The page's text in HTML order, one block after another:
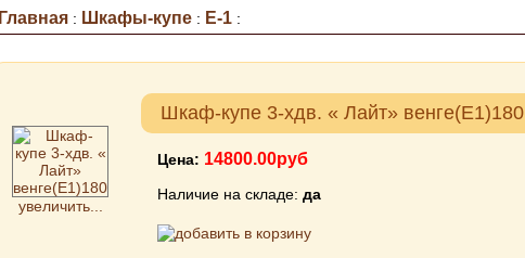
Главная : Шкафы-купе : E-1 :
увеличить...
Шкаф-купе 3-хдв. « Лайт» венге(Е1)180
Цена: 14800.00руб
Наличие на складе: да